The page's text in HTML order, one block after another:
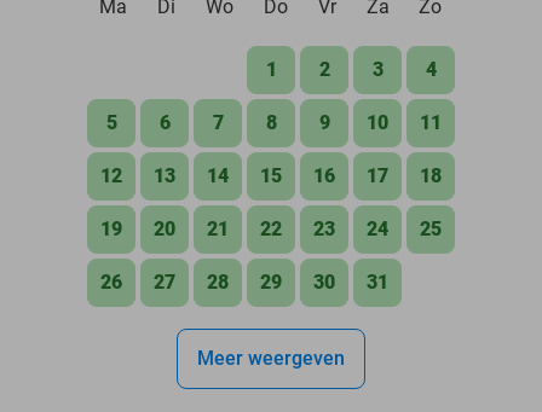
Ma Di Wo Do Vr Za Zo
1 2 3 4
5 6 7 8 9 10 11
12 13 14 15 16 17 18
19 20 21 22 23 24 25
26 27 28 29 30 31
Meer weergeven